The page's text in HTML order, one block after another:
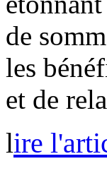
de
les
et de
lire